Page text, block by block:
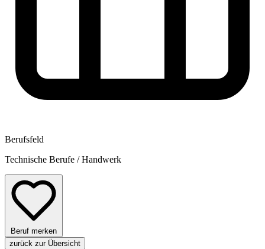
Berufsfeld
Technische Berufe / Handwerk
Beruf merken
zurück zur Übersicht